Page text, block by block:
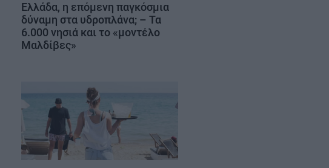
Ελλάδα, η επόμενη παγκόσμια
δύναμη στα υδροπλάνα; – Τα
6.000 νησιά και το «μοντέλο
Μαλδίβες»